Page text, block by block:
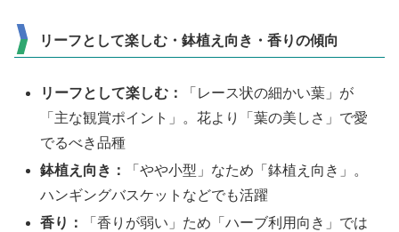
リーフとして楽しむ・鉢植え向き・香りの傾向
リーフとして楽しむ：
「レース状の細かい葉」が
「主な観賞ポイント」。花より「葉の美しさ」で愛
でるべき品種
鉢植え向き：
「やや小型」なため「鉢植え向き」。
ハンギングバスケットなどでも活躍
香り：
「香りが弱い」ため「ハーブ利用向き」では